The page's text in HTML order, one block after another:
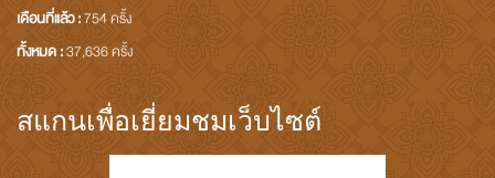
เดือนที่แล้ว :754 ครั้ง
ทั้งหมด :37,636 ครั้ง
สแกนเพื่อเยี่ยมชมเว็บไซต์